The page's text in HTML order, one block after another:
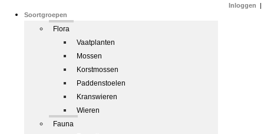
Soortgroepen
Flora
Vaatplanten
Mossen
Korstmossen
Paddenstoelen
Kranswieren
Wieren
Fauna
Inloggen |